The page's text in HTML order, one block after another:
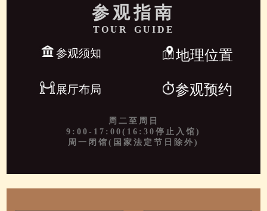
参观指南
TOUR GUIDE
参观须知 地理位置
展厅布局 参观预约
周二至周日
9:00-17:00(16:30停止入馆)
周一闭馆(国家法定节日除外)